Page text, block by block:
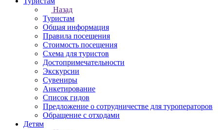
Назад
Туристам
Общая информация
Правила посещения
Стоимость посещения
Схема для туристов
Достопримечательности
Экскурсии
Сувениры
Анкетирование
Список гидов
Предложение о сотрудничестве для туроператоров
Обращение с отходами
Детям